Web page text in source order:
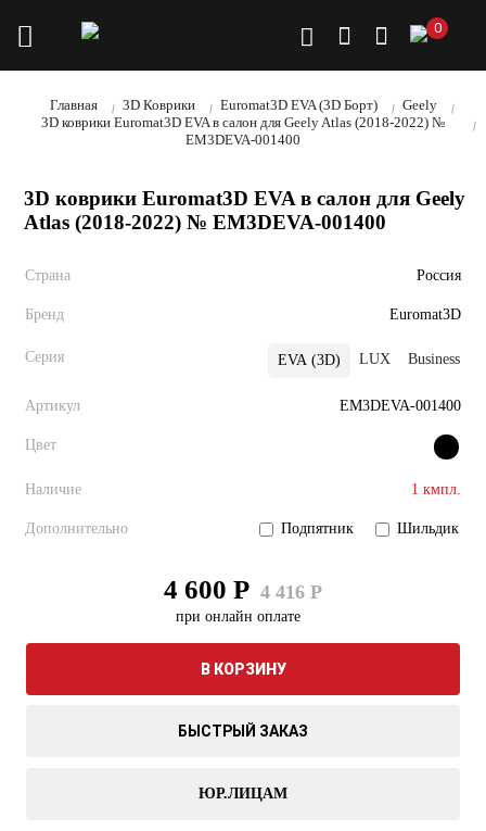
0
Главная 3D Коврики Euromat3D EVA (3D Борт)
Geely
3D коврики Euromat3D EVA в салон для Geely Atlas (2018-2022) №
EM3DEVA-001400
3D коврики Euromat3D EVA в салон для Geely
Atlas (2018-2022) № EM3DEVA-001400
Страна Россия
Бренд Euromat3D
Серия EVA (3D) LUX Business
Артикул EM3DEVA-001400
Цвет
Наличие 1 кмпл.
Дополнительно Подпятник Шильдик
4 600 Р 4 416 Р
при онлайн оплате
В КОРЗИНУ
БЫСТРЫЙ ЗАКАЗ
ЮР.ЛИЦАМ